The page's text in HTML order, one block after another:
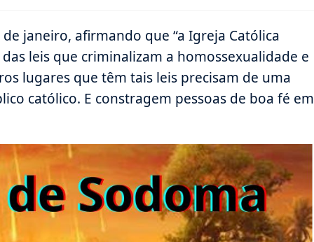
janeiro, afirmando que “a Igreja Católica
leis que criminalizam a homossexualidade e
lugares que têm tais leis precisam de uma
católico. E constragem pessoas de boa fé em